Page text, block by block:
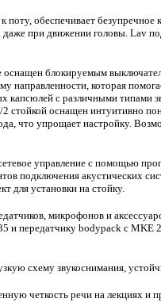
обеспечивает безупречное
даже при движении головы.
блокируемым
которая
с различными типами
стойкой оснащен интуитивно
что упрощает настройку.
управление с помощью
подключения акустических
для установки на стойку.
микрофонов и
и передатчику bodypack с
схему звукоснимания,
четкость речи на лекциях и